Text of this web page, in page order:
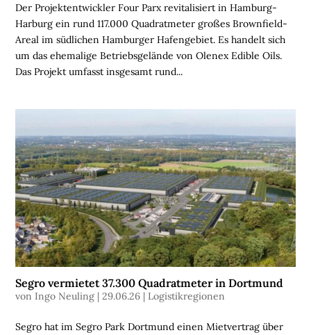
H
O
M
E
I
S
T
I
K
I
M
M
O
B
I
I
Der Projektentwickler Four Parx revitalisiert in Hamburg-
Harburg ein rund 117.000 Quadratmeter großes Brownfield-
Areal im südlichen Hamburger Hafengebiet. Es handelt sich
um das ehemalige Betriebsgelände von Olenex Edible Oils.
Das Projekt umfasst insgesamt rund...
Segro vermietet 37.300 Quadratmeter in Dortmund
von Ingo Neuling | 29.06.26 | Logistikregionen
Segro hat im Segro Park Dortmund einen Mietvertrag über